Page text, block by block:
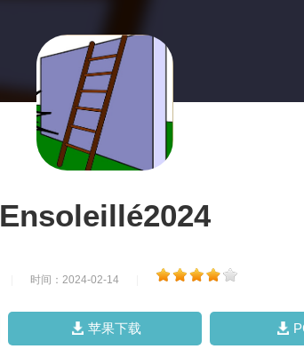
Ensoleillé2024
时间：2024-02-14
苹果下载